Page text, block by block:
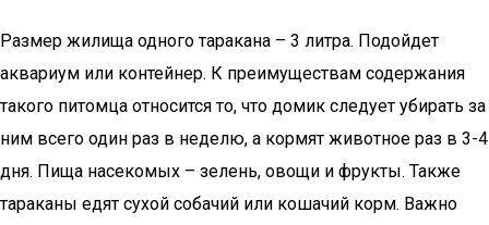
Размер жилища одного таракана – 3 литра. Подойдет
аквариум или контейнер. К преимуществам содержания
такого питомца относится то, что домик следует убирать за
ним всего один раз в неделю, а кормят животное раз в 3-4
дня. Пища насекомых – зелень, овощи и фрукты. Также
тараканы едят сухой собачий или кошачий корм. Важно